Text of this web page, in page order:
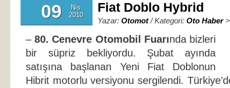
09
Nis
2010
Fiat Doblo Hybrid
Yazar: Otomot/ Kategori: Oto Haber
–80. Cenevre Otomobil Fuarında bizleri
bir süpriz bekliyordu. Şubat ayında
satışına başlanan Yeni Fiat Doblonun
Hibrit motorlu versiyonu sergilendi.